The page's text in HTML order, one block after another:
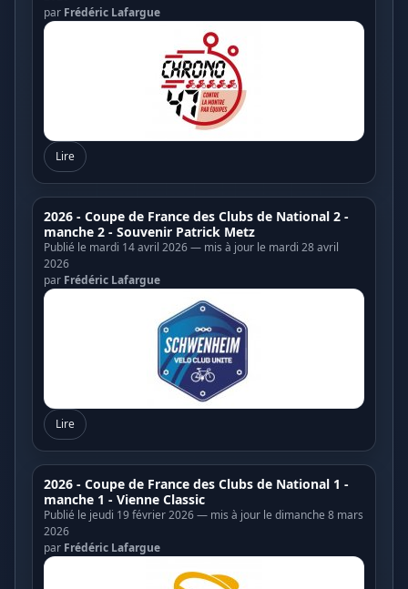
par Frédéric Lafargue
Lire
2026 - Coupe de France des Clubs de National 2 -
manche 2 - Souvenir Patrick Metz
Publié le mardi 14 avril 2026 — mis à jour le mardi 28 avril
2026
par Frédéric Lafargue
Lire
2026 - Coupe de France des Clubs de National 1 -
manche 1 - Vienne Classic
Publié le jeudi 19 février 2026 — mis à jour le dimanche 8 mars
2026
par Frédéric Lafargue